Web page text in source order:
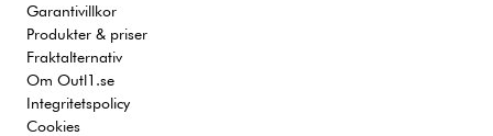
Garantivillkor
Produkter & priser
Fraktalternativ
Om Outl1.se
Integritetspolicy
Cookies